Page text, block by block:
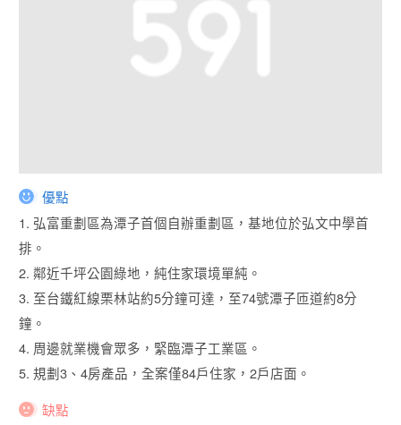
優點
1. 弘富重劃區為潭子首個自辦重劃區，基地位於弘文中學首
排。
2. 鄰近千坪公園綠地，純住家環境單純。
3. 至台鐵紅線栗林站約5分鐘可達，至74號潭子匝道約8分
鐘。
4. 周邊就業機會眾多，緊臨潭子工業區。
5. 規劃3、4房產品，全案僅84戶住家，2戶店面。
缺點